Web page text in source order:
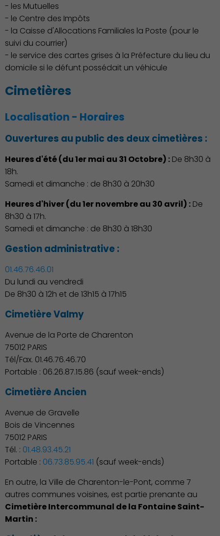
Famille
Action Sociale Solidarité
- les Mutuelles
- le Centre des Impôts
- la Caisse d'Allocations Familiales la Poste (pour le
suivi du courrier)
- le service des cartes grises à la Préfecture du lieu du
domicile si le défunt possédait un véhicule
Cimetières
Localisation - Horaires
Ouvertures au public des deux cimetières :
Heures d'été (du 1er mai au 31 Octobre) : De 8h30 à
18h.
Samedi et dimanche : de 8h30 à 20h30
Heures d'hiver (du 1er novembre au 30 avril) : De
8h30 à 17h.
Samedi et dimanche : de 8h30 à 18h30
Gestion administrative :
01.46.76.46.01
Du lundi au vendredi
De 8h30 à 12h et de 13h15 à 17h15
Cimetière Valmy
Avenue de la Porte de Charenton
75012 PARIS
Tél/Fax. 01.46.76.46.70
Portable : 06.26.87.15.86 (sauf week-ends)
Cimetière Ancien
Avenue de Gravelle
Bois de Vincennes
75012 PARIS
Tél. : 01.48.93.45.21
Portable : 06.73.85.95.41 (sauf week-ends)
En outre, la Ville de Charenton-le-Pont, comme 7
autres communes voisines, est partie prenante au
Cimetière Intercommunal de la Fontaine Saint-
Martin :